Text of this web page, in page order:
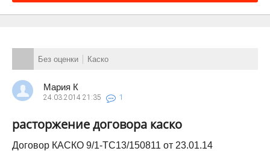
Без оценки Каско
Мария К
24.03.2014 21:35 1
расторжение договора каско
Договор КАСКО 9/1-ТС13/150811 от 23.01.14